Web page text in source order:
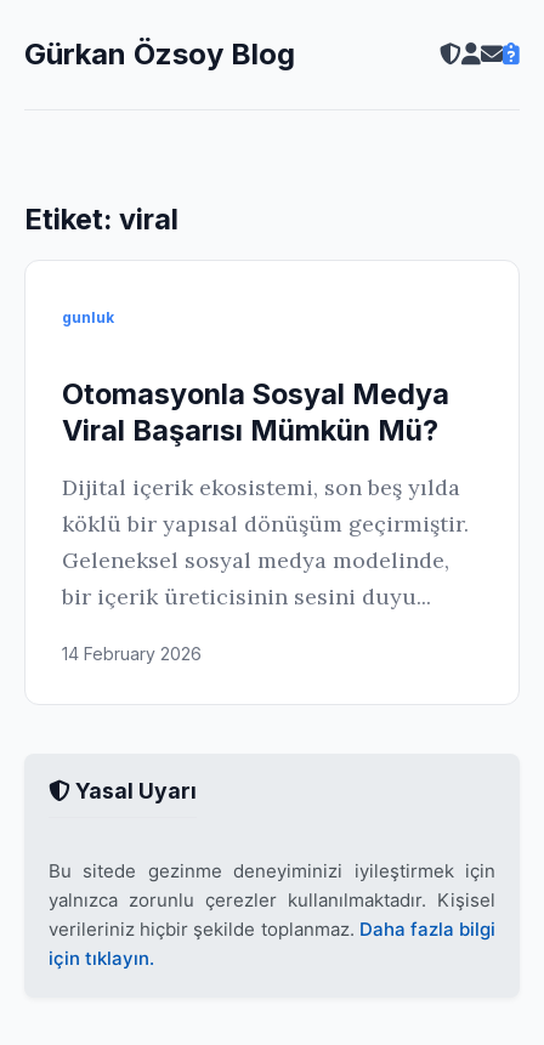
Gürkan Özsoy Blog
Etiket: viral
gunluk
Otomasyonla Sosyal Medya
Viral Başarısı Mümkün Mü?
Dijital içerik ekosistemi, son beş yılda
köklü bir yapısal dönüşüm geçirmiştir.
Geleneksel sosyal medya modelinde,
bir içerik üreticisinin sesini duyu...
14 February 2026
Yasal Uyarı
Bu sitede gezinme deneyiminizi iyileştirmek için
yalnızca zorunlu çerezler kullanılmaktadır. Kişisel
verileriniz hiçbir şekilde toplanmaz. Daha fazla bilgi
için tıklayın.